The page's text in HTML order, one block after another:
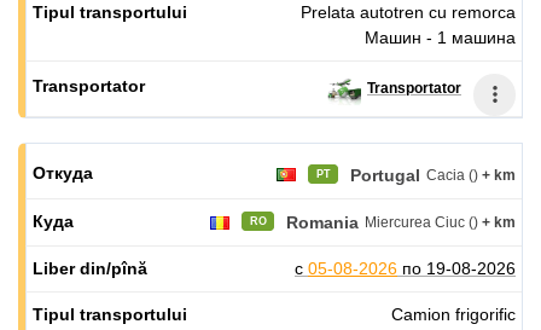
Prelata autotren cu remorca
Машин - 1 машина
Transportator
PT Portugal Cacia () + km
RO Romania Miercurea Ciuc () + km
с 05-08-2026 по 19-08-2026
Camion frigorific